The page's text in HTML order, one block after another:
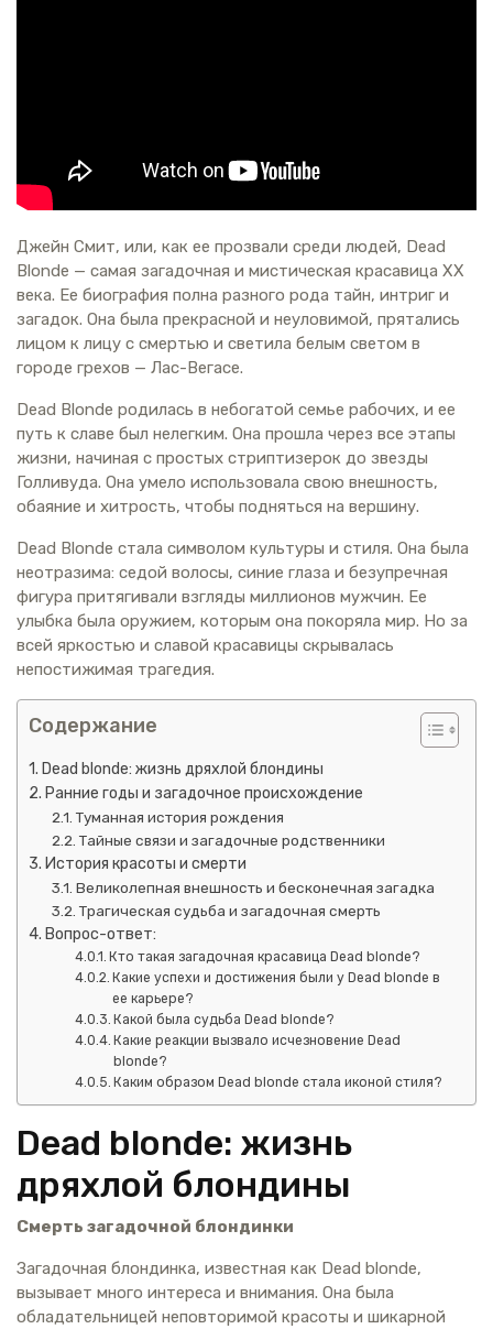
Джейн Смит, или, как ее прозвали среди людей, Dead
Blonde — самая загадочная и мистическая красавица XX
века. Ее биография полна разного рода тайн, интриг и
загадок. Она была прекрасной и неуловимой, прятались
лицом к лицу с смертью и светила белым светом в
городе грехов — Лас-Вегасе.
Dead Blonde родилась в небогатой семье рабочих, и ее
путь к славе был нелегким. Она прошла через все этапы
жизни, начиная с простых стриптизерок до звезды
Голливуда. Она умело использовала свою внешность,
обаяние и хитрость, чтобы подняться на вершину.
Dead Blonde стала символом культуры и стиля. Она была
неотразима: седой волосы, синие глаза и безупречная
фигура притягивали взгляды миллионов мужчин. Ее
улыбка была оружием, которым она покоряла мир. Но за
всей яркостью и славой красавицы скрывалась
непостижимая трагедия.
Содержание
Dead blonde: жизнь дряхлой блондины
Ранние годы и загадочное происхождение
Туманная история рождения
Тайные связи и загадочные родственники
История красоты и смерти
Великолепная внешность и бесконечная загадка
Трагическая судьба и загадочная смерть
Вопрос-ответ:
Кто такая загадочная красавица Dead blonde?
Какие успехи и достижения были у Dead blonde в
ее карьере?
Какой была судьба Dead blonde?
Какие реакции вызвало исчезновение Dead
blonde?
Каким образом Dead blonde стала иконой стиля?
Dead blonde: жизнь
дряхлой блондины
Смерть загадочной блондинки
Загадочная блондинка, известная как Dead blonde,
вызывает много интереса и внимания. Она была
обладательницей неповторимой красоты и шикарной